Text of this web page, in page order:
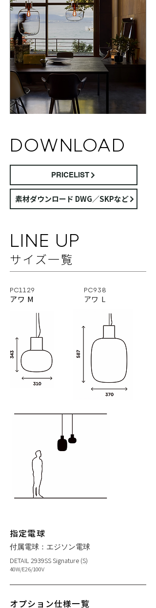
DOWNLOAD
PRICELIST
素材ダウンロード DWG／SKPなど
LINE UP
サイズ⼀覧
PC1129 PC938
アワ M アワ L
指定電球
付属電球：エジソン電球
オプション仕様一覧
DETAIL 2939SS Signature (S)
40W/E26/100V